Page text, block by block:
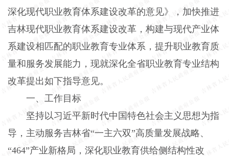
深化现代职业教育体系建设改革的意见》，加快推进
吉林现代职业教育体系建设改革，构建与现代产业体
系建设相匹配的职业教育专业体系，提升职业教育质
量和服务发展能力，现就深化全省职业教育专业结构
改革提出如下指导意见。
一、工作目标
坚持以习近平新时代中国特色社会主义思想为指
导，主动服务吉林省“一主六双”高质量发展战略、
“464”产业新格局，深化职业教育供给侧结构性改